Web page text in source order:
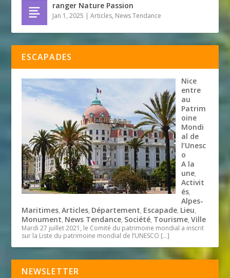
ranger Nature Passion
Jan 1, 2025 |Articles, News Tendance
ESCAPADES
Nice
entre
au
Patrim
oine
Mondi
al de
l’Unesc
o
A la
une,
Activit
és,
Alpes-
Maritimes,Articles, Département, Escapade, Lieu,
Monument, News Tendance, Société, Tourisme,Ville
Mardi 27 juillet 2021, le Comité du patrimoine mondial a inscrit
sur la Liste du patrimoine mondial de l’UNESCO […]
NEWSLETTER